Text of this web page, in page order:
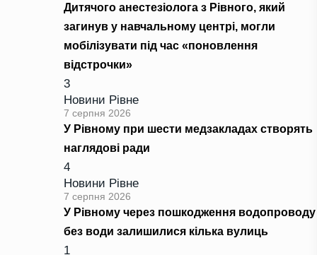
Дитячого анестезіолога з Рівного, який
загинув у навчальному центрі, могли
мобілізувати під час «поновлення
відстрочки»
3
Новини Рівне
7 серпня 2026
У Рівному при шести медзакладах створять
наглядові ради
4
Новини Рівне
7 серпня 2026
У Рівному через пошкодження водопроводу
без води залишилися кілька вулиць
1